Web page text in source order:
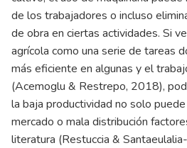
de los trabajadores o incluso
de obra en ciertas actividades. Si
agrícola como una serie de tareas
más eficiente en algunas y el
(Acemoglu & Restrepo, 2018),
la baja productividad no solo
mercado o mala distribución
literatura (Restuccia &